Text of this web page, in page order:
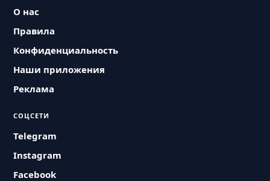
О нас
Правила
Конфиденциальность
Наши приложения
Реклама
СОЦСЕТИ
Telegram
Instagram
Facebook